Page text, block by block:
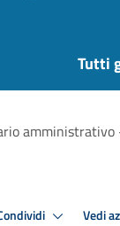
Tutti
Vedi